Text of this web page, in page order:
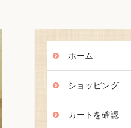
ホーム
ショッピング
カートを確認